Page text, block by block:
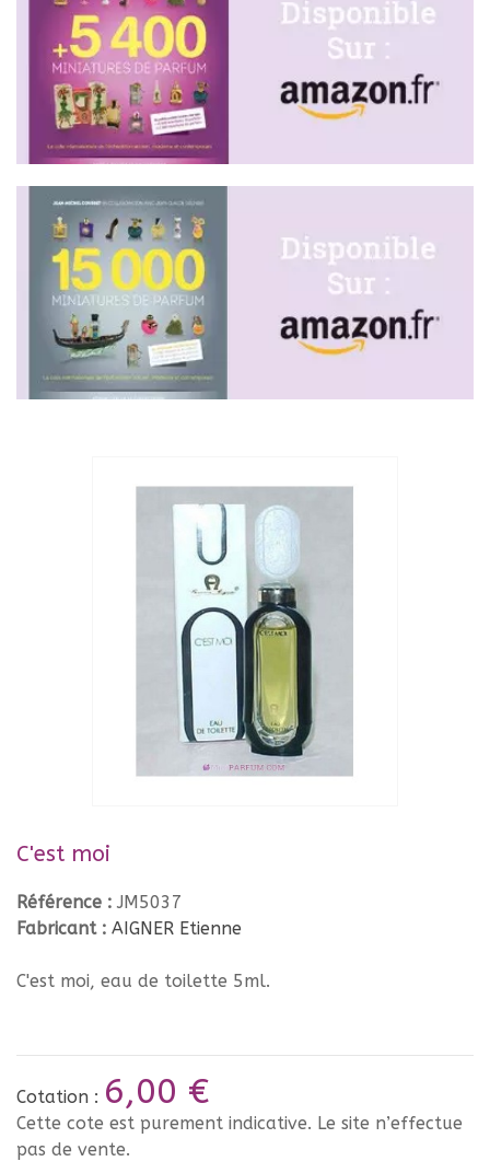
C'est moi
Référence : JM5037
Fabricant : AIGNER Etienne
C'est moi, eau de toilette 5ml.
Cotation : 6,00 €
Cette cote est purement indicative. Le site n’effectue
pas de vente.